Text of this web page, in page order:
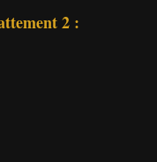
2 :